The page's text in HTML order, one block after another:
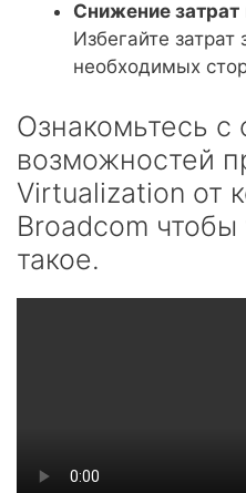
Снижение затрат
Избегайте
необходимых
Ознакомьтесь с
возможностей
Virtualization от
Broadcom чтобы
такое.